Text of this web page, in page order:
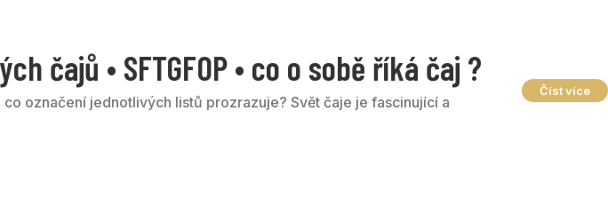
čajů • SFTGFOP • co o sobě říká čaj ?
označení jednotlivých listů prozrazuje? Svět čaje je fascinující a
Číst více